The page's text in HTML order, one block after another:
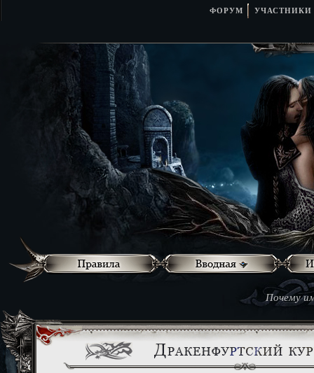
ФОРУМ УЧАСТНИКИ
Почему